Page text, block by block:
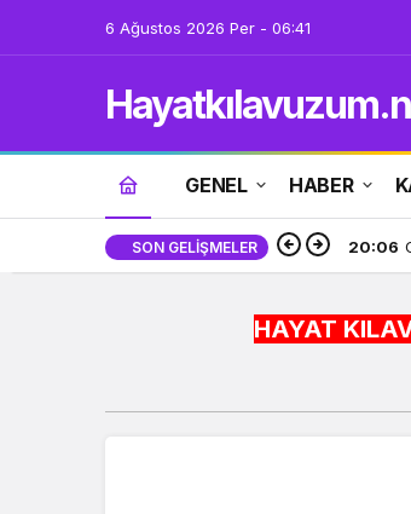
6 Ağustos 2026 Per - 06:41
GENEL HABER
SON GELIŞMELER 20:06
HAYAT